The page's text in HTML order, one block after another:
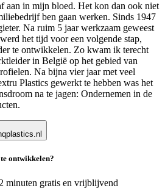
aan in mijn bloed. Het kon dan ook niet
ben gaan werken. Sinds 1947
Na ruim 5 jaar werkzaam geweest
het tijd voor een volgende stap,
te ontwikkelen. Zo kwam ik terecht
in België op het gebied van
Na bijna vier jaar met veel
Plastics gewerkt te hebben was het
na te jagen: Ondernemen in de
ontwikkelen?
minuten gratis en vrijblijvend